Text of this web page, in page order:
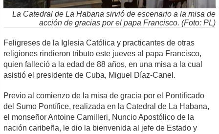
La Catedral de La Habana sirvió de escenario a la misa de
acción de gracias por el papa Francisco. (Foto: PL)
Feligreses de la Iglesia Católica y practicantes de otras
religiones rindieron tributo este jueves al papa Francisco,
quien falleció a la edad de 88 años, en una misa a la cual
asistió el presidente de Cuba, Miguel Díaz-Canel.
Previo al comienzo de la misa de gracia por el Pontificado
del Sumo Pontífice, realizada en la Catedral de La Habana,
el monseñor Antoine Camilleri, Nuncio Apostólico de la
nación caribeña, le dio la bienvenida al jefe de Estado y